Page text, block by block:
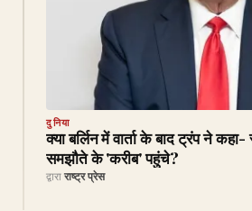
दुनिया
क्या बर्लिन में वार्ता के बाद ट्रंप ने
समझौते के 'करीब' पहुंचे?
द्वारा राष्ट्र प्रेस